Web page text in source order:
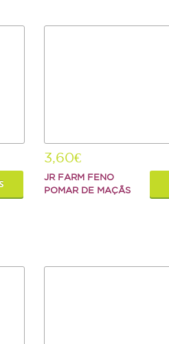
3,60€
JR FARM FENO
POMAR DE MAÇÃS